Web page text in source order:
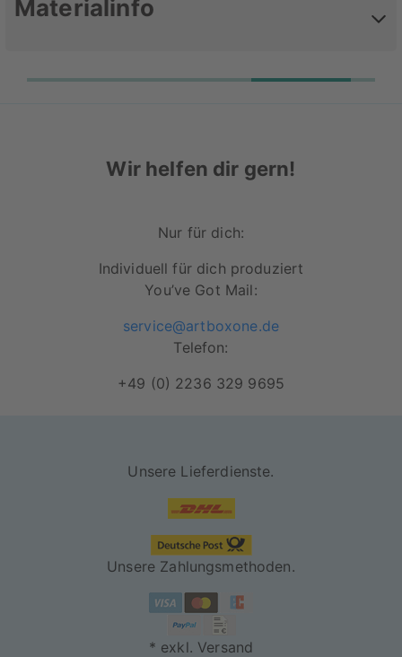
Materialinfo
Werte dein Lieblingsposter mit
Besonders lichtbeständiges Papier für
Rahmen in schwarz und weiß erhältlich
Robuste Acrylglasscheibe zum Schutz
deines Lieblingsposters
Motiv wird durch den Rahmen und die
rückseitige Versiegelung vor Staub und
"On Demand" für dich
Wir helfen dir gern!
Nur für dich:
Individuell für dich produziert
You’ve Got Mail:
service@artboxone.de
Telefon:
+49 (0) 2236 329 9695
Unsere Lieferdienste.
Unsere Zahlungsmethoden.
* exkl. Versand